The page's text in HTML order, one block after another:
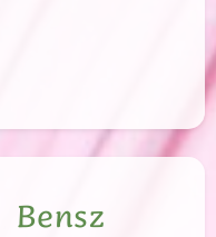
Bensz